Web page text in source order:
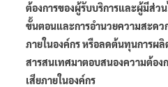
ต้องการของผู้รับบริการและผู้มีส่ว
ขั้นตอนและการอำนวยความสะด
ภายในองค์กร หรือลดต้นทุนการผ
สารสนเทศมาตอบสนองความต้อง
เสียภายในองค์กร